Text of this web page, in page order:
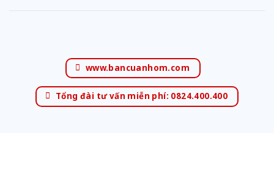
www.bancuanhom.com
Tổng đài tư vấn miễn phí: 0824.400.400